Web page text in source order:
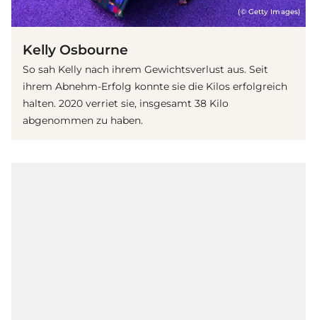
(© Getty Images)
Kelly Osbourne
So sah Kelly nach ihrem Gewichtsverlust aus. Seit
ihrem Abnehm-Erfolg konnte sie die Kilos erfolgreich
halten. 2020 verriet sie, insgesamt 38 Kilo
abgenommen zu haben.